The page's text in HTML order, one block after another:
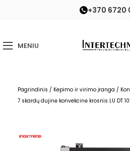
+370 6720
MENIU
Pagrindinis / Kepimo ir virimo įranga /
7 skardų dujinė konvekcinė krosnis LU DT